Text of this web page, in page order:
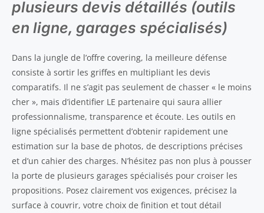
plusieurs devis détaillés (outils
en ligne, garages spécialisés)
Dans la jungle de l’offre covering, la meilleure défense
consiste à sortir les griffes en multipliant les devis
comparatifs. Il ne s’agit pas seulement de chasser « le moins
cher », mais d’identifier LE partenaire qui saura allier
professionnalisme, transparence et écoute. Les outils en
ligne spécialisés permettent d’obtenir rapidement une
estimation sur la base de photos, de descriptions précises
et d’un cahier des charges. N’hésitez pas non plus à pousser
la porte de plusieurs garages spécialisés pour croiser les
propositions. Posez clairement vos exigences, précisez la
surface à couvrir, votre choix de finition et tout détail